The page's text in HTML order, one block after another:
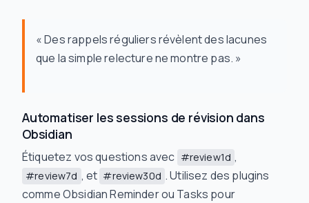
« Des rappels réguliers révèlent des lacunes
que la simple relecture ne montre pas. »
Automatiser les sessions de révision dans
Obsidian
Étiquetez vos questions avec #review1d ,
#review7d , et #review30d . Utilisez des plugins
comme Obsidian Reminder ou Tasks pour